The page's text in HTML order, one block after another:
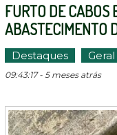
FURTO DE CABOS
ABASTECIMENTO
Destaques Geral
09:43:17 - 5 meses atrás